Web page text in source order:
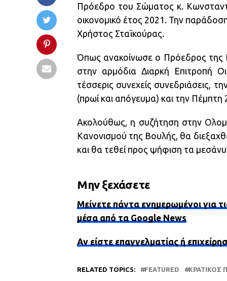
Πρόεδρο του Σώματος κ.
οικονομικό έτος 2021. Την
Χρήστος Σταϊκούρας.
Όπως ανακοίνωσε ο Πρόεδρος της
στην αρμόδια Διαρκή Επιτροπή
τέσσερις συνεχείς συνεδριάσεις,
(πρωί και απόγευμα) και την Πέμπτη
Ακολούθως, η συζήτηση στην
Κανονισμού της Βουλής, θα
και θα τεθεί προς ψήφιση τα
Μην ξεχάσετε
Μείνετε πάντα ενημερωμένοι για
μέσα από τα Google News
Αν είστε επαγγελματίας ή
RELATED TOPICS: FEATURED ΚΡΑΤΙΚΌΣ